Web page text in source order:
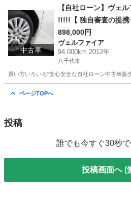
タント カートルズ
中古車
【自社ローン】ヴェ
!!!!!【 独自審査の提携
898,000円
ヴェルファイア
94,000km 2012年
八千代市
買い方いろいろ"安心安全な自社ローン中古車
ページTOPへ
投稿
誰でも今すぐ30秒
投稿画面へ (